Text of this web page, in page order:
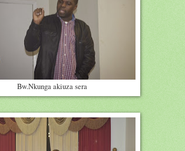
Bw.Nkunga akiuza sera